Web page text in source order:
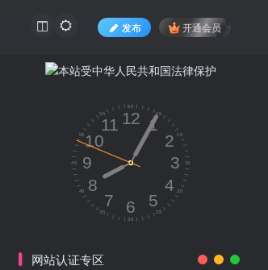
发布 开通会员
网站认证专区